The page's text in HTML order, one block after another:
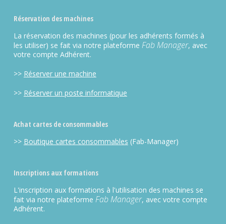
Réservation des machines
La réservation des machines (pour les adhérents formés à
les utiliser) se fait via notre plateforme Fab Manager, avec
votre compte Adhérent.
>> Réserver une machine
>> Réserver un poste informatique
Achat cartes de consommables
>> Boutique cartes consommables (Fab-Manager)
Inscriptions aux formations
L'inscription aux formations à l'utilisation des machines se
fait via notre plateforme Fab Manager, avec votre compte
Adhérent.